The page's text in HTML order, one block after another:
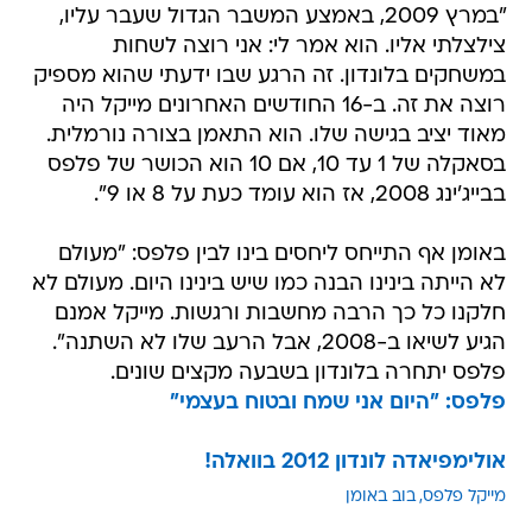
"במרץ 2009, באמצע המשבר הגדול שעבר עליו,
צילצלתי אליו. הוא אמר לי: אני רוצה לשחות
במשחקים בלונדון. זה הרגע שבו ידעתי שהוא מספיק
רוצה את זה. ב-16 החודשים האחרונים מייקל היה
מאוד יציב בגישה שלו. הוא התאמן בצורה נורמלית.
בסאקלה של 1 עד 10, אם 10 הוא הכושר של פלפס
בבייג'ינג 2008, אז הוא עומד כעת על 8 או 9".
באומן אף התייחס ליחסים בינו לבין פלפס: "מעולם
לא הייתה בינינו הבנה כמו שיש בינינו היום. מעולם לא
חלקנו כל כך הרבה מחשבות ורגשות. מייקל אמנם
הגיע לשיאו ב-2008, אבל הרעב שלו לא השתנה".
פלפס יתחרה בלונדון בשבעה מקצים שונים.
פלפס: "היום אני שמח ובטוח בעצמי"
אולימפיאדה לונדון 2012 בוואלה!
מייקל פלפס בוב באומן